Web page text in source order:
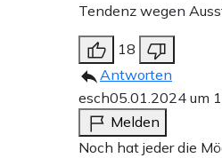
Tendenz wegen
18
Antworten
esch05.01.2024 um
Melden
Noch hat jeder die